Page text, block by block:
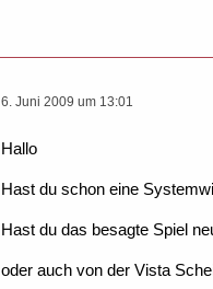
6. Juni 2009 um 13:01
Hallo
Hast du schon eine
Hast du das besagte Spiel
oder auch von der Vista